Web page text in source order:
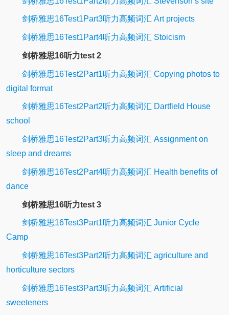
剑桥雅思16Test1Part3听力高频词汇 Art projects
剑桥雅思16Test1Part4听力高频词汇 Stoicism
剑桥雅思16听力test 2
剑桥雅思16Test2Part1听力高频词汇 Copying photos to
digital format
剑桥雅思16Test2Part2听力高频词汇 Dartfield House
school
剑桥雅思16Test2Part3听力高频词汇 Assignment on
sleep and dreams
剑桥雅思16Test2Part4听力高频词汇 Health benefits of
dance
剑桥雅思16听力test 3
剑桥雅思16Test3Part1听力高频词汇 Junior Cycle
Camp
剑桥雅思16Test3Part2听力高频词汇 agriculture and
horticulture sectors
剑桥雅思16Test3Part3听力高频词汇 Artificial
sweeteners